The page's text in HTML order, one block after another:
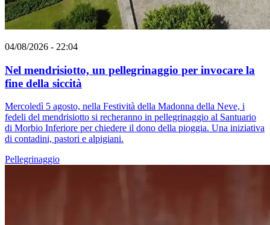
04/08/2026 - 22:04
Nel mendrisiotto, un pellegrinaggio per invocare la
fine della siccità
Mercoledì 5 agosto, nella Festività della Madonna della Neve, i
fedeli del mendrisiotto si recheranno in pellegrinaggio al Santuario
di Morbio Inferiore per chiedere il dono della pioggia. Una iniziativa
di contadini, pastori e alpigiani.
Pellegrinaggio